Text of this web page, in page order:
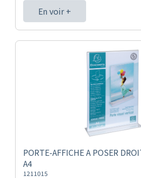
En voir +
PORTE-AFFICHE A POSER
A4
1211015